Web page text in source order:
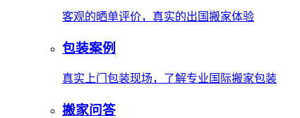
客观的晒单评价，真实的出国搬家体验
包装案例
真实上门包装现场，了解专业国际搬家包装
搬家问答